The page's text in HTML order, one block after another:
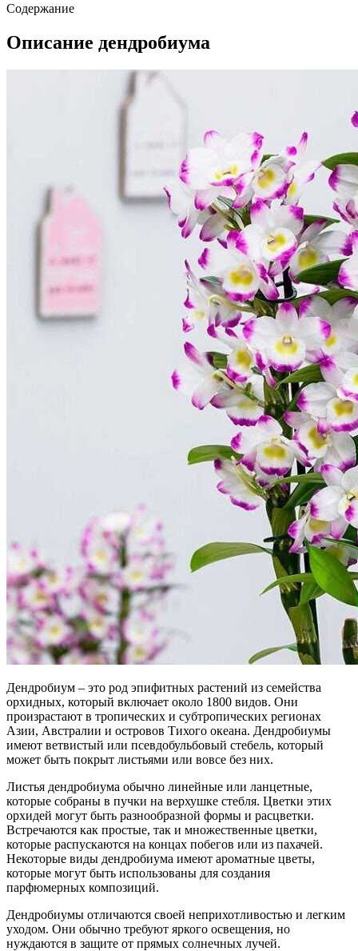
Содержание
Описание дендробиума
Дендробиум – это род эпифитных растений из семейства
орхидных, который включает около 1800 видов. Они
произрастают в тропических и субтропических регионах
Азии, Австралии и островов Тихого океана. Дендробиумы
имеют ветвистый или псевдобульбовый стебель, который
может быть покрыт листьями или вовсе без них.
Листья дендробиума обычно линейные или ланцетные,
которые собраны в пучки на верхушке стебля. Цветки этих
орхидей могут быть разнообразной формы и расцветки.
Встречаются как простые, так и множественные цветки,
которые распускаются на концах побегов или из пахачей.
Некоторые виды дендробиума имеют ароматные цветы,
которые могут быть использованы для создания
парфюмерных композиций.
Дендробиумы отличаются своей неприхотливостью и легким
уходом. Они обычно требуют яркого освещения, но
нуждаются в защите от прямых солнечных лучей.